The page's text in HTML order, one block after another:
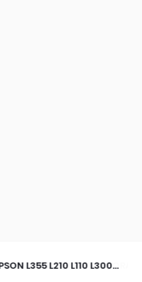
L355 L210 L110 L300